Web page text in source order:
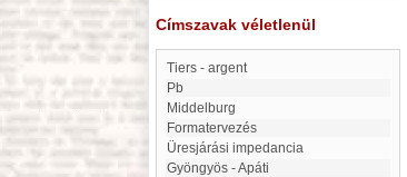
Címszavak véletlenül
Tiers - argent
Pb
Middelburg
formatervezés
üresjárási impedancia
Gyöngyös - Apáti